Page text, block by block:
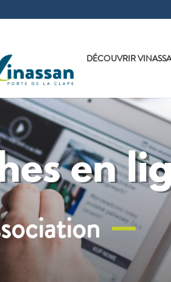
DÉCOUVRIR
en